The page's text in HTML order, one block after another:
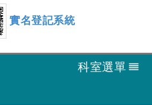
實名登記系統
科室選單